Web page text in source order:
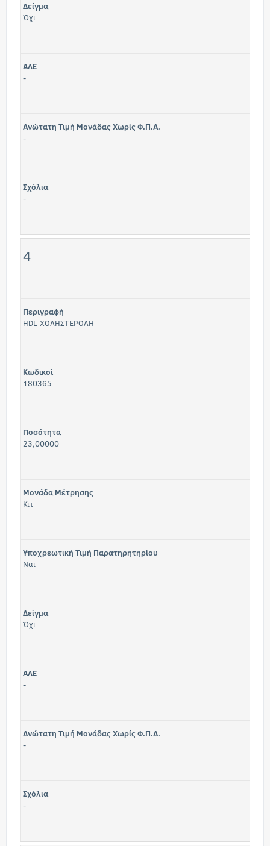
Δείγμα
Όχι
ΑΛΕ
-
Ανώτατη Τιμή Μονάδας Χωρίς Φ.Π.Α.
-
Σχόλια
-
4
Περιγραφή
HDL ΧΟΛΗΣΤΕΡΟΛΗ
Κωδικοί
180365
Ποσότητα
23,00000
Μονάδα Μέτρησης
Κιτ
Υποχρεωτική Τιμή Παρατηρητηρίου
Ναι
Δείγμα
Όχι
ΑΛΕ
-
Ανώτατη Τιμή Μονάδας Χωρίς Φ.Π.Α.
-
Σχόλια
-